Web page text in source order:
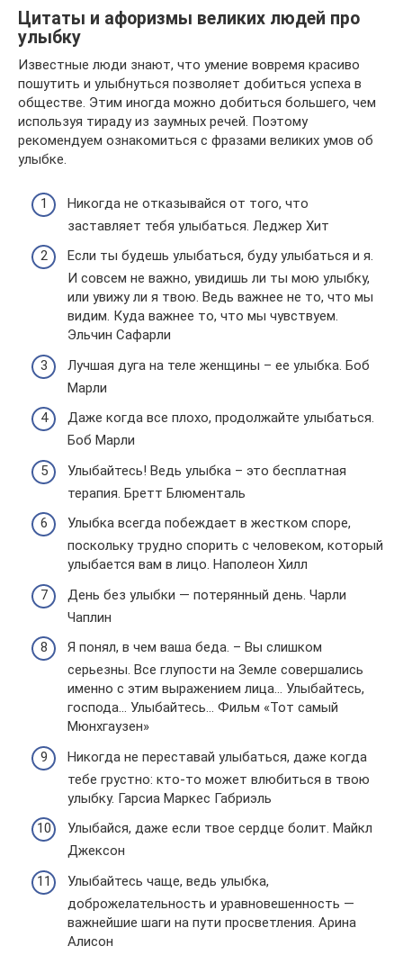
Цитаты и афоризмы великих людей про
улыбку
Известные люди знают, что умение вовремя красиво
пошутить и улыбнуться позволяет добиться успеха в
обществе. Этим иногда можно добиться большего, чем
используя тираду из заумных речей. Поэтому
рекомендуем ознакомиться с фразами великих умов об
улыбке.
Никогда не отказывайся от того, что
заставляет тебя улыбаться. Леджер Хит
Если ты будешь улыбаться, буду улыбаться и я.
И совсем не важно, увидишь ли ты мою улыбку,
или увижу ли я твою. Ведь важнее не то, что мы
видим. Куда важнее то, что мы чувствуем.
Эльчин Сафарли
Лучшая дуга на теле женщины – ее улыбка. Боб
Марли
Даже когда все плохо, продолжайте улыбаться.
Боб Марли
Улыбайтесь! Ведь улыбка – это бесплатная
терапия. Бретт Блюменталь
Улыбка всегда побеждает в жестком споре,
поскольку трудно спорить с человеком, который
улыбается вам в лицо. Наполеон Хилл
День без улыбки — потерянный день. Чарли
Чаплин
Я понял, в чем ваша беда. – Вы слишком
серьезны. Все глупости на Земле совершались
именно с этим выражением лица… Улыбайтесь,
господа… Улыбайтесь… Фильм «Тот самый
Мюнхгаузен»
Никогда не переставай улыбаться, даже когда
тебе грустно: кто-то может влюбиться в твою
улыбку. Гарсиа Маркес Габриэль
Улыбайся, даже если твое сердце болит. Майкл
Джексон
Улыбайтесь чаще, ведь улыбка,
доброжелательность и уравновешенность —
важнейшие шаги на пути просветления. Арина
Алисон